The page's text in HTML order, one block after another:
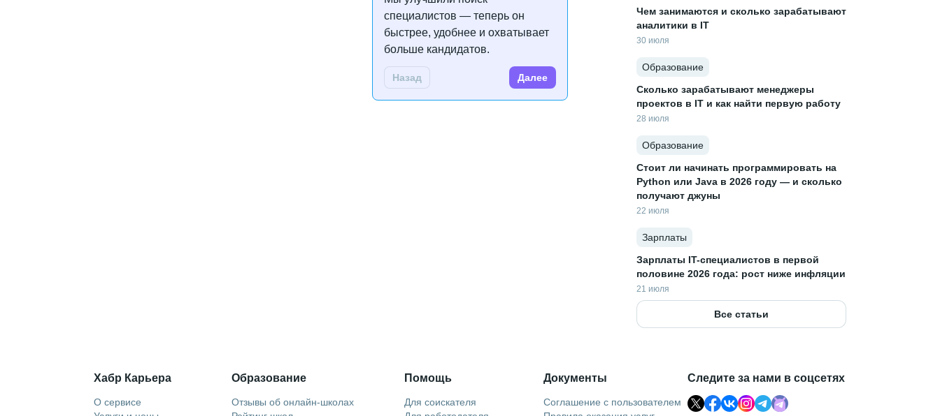
специалистов — теперь он
быстрее, удобнее и охватывает
больше кандидатов.
Назад Далее
Чем занимаются и сколько зарабатывают
аналитики в IT
30 июля
Образование
Сколько зарабатывают менеджеры
проектов в IT и как найти первую работу
28 июля
Образование
Стоит ли начинать программировать на
Python или Java в 2026 году — и сколько
получают джуны
22 июля
Зарплаты
Зарплаты IT-специалистов в первой
половине 2026 года: рост ниже инфляции
21 июля
Все статьи
Хабр Карьера
О сервисе
Образование
Отзывы об онлайн-школах
Помощь
Для соискателя
Документы
Соглашение с пользователем
Следите за нами в соцсетях